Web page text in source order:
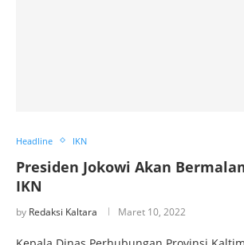
Headline IKN
Presiden Jokowi Akan
IKN
by Redaksi Kaltara Maret 10, 2022